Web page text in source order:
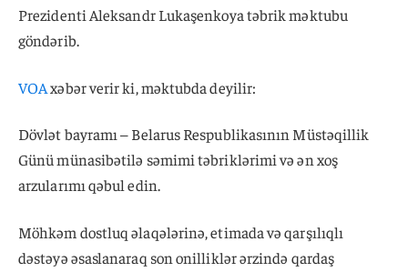
Prezidenti Aleksandr Lukaşenkoya təbrik məktubu
göndərib.
VOAxəbər verir ki, məktubda deyilir:
Dövlət bayramı – Belarus Respublikasının Müstəqillik
Günü münasibətilə səmimi təbriklərimi və ən xoş
arzularımı qəbul edin.
Möhkəm dostluq əlaqələrinə, etimada və qarşılıqlı
dəstəyə əsaslanaraq son onilliklər ərzində qardaş